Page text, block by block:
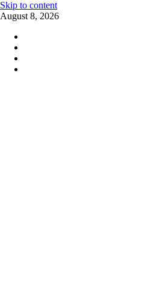
Skip to content
August 8, 2026